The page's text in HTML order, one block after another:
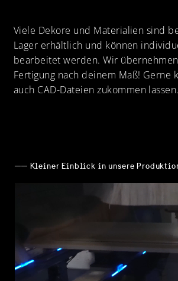
Viele Dekore und Materialien sind
Lager erhältlich und können
bearbeitet werden. Wir
Fertigung nach deinem Maß! Gerne
auch CAD-Dateien zukommen lassen.
── Kleiner Einblick in unsere